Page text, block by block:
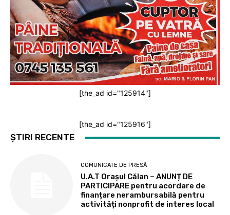
[the_ad id="125914"]
[the_ad id="125916"]
ȘTIRI RECENTE
COMUNICATE DE PRESĂ
U.A.T Orașul Călan – ANUNȚ DE
PARTICIPARE pentru acordare de
finanțare nerambursabilă pentru
activități nonprofit de interes local